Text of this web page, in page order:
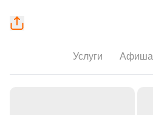
Услуги Афиша